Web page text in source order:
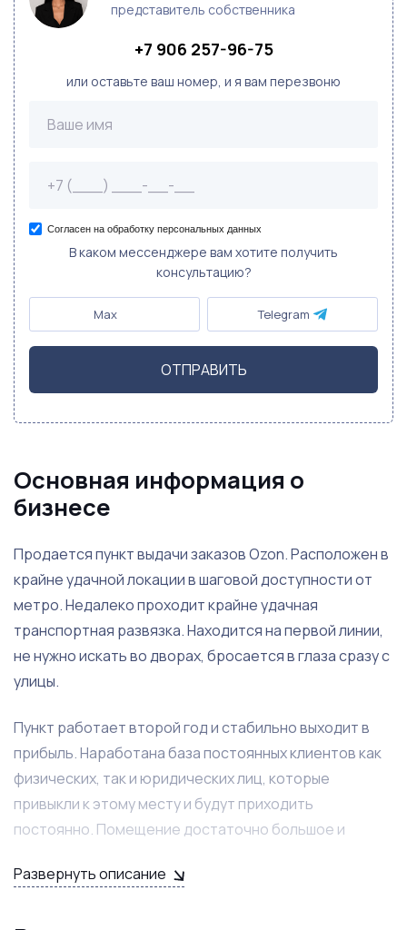
представитель собственника
+7 906 257-96-75
или оставьте ваш номер, и я вам перезвоню
Согласен на обработку персональных данных
В каком мессенджере вам хотите получить
консультацию?
Max Telegram
ОТПРАВИТЬ
Основная информация о
бизнесе
Продается пункт выдачи заказов Ozon. Расположен в
крайне удачной локации в шаговой доступности от
метро. Недалеко проходит крайне удачная
транспортная развязка. Находится на первой линии,
не нужно искать во дворах, бросается в глаза сразу с
улицы.
Пункт работает второй год и стабильно выходит в
прибыль. Наработана база постоянных клиентов как
физических, так и юридических лиц, которые
привыкли к этому месту и будут приходить
постоянно. Помещение достаточно большое и
Сформирован дружный коллектив, который готов
Развернуть описание